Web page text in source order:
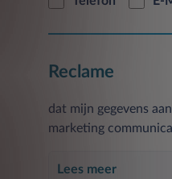
of in de toekomst
dergelijke verwerking
activiteiten.
deze paragraaf
Reclame
dat mijn gegevens
marketing
Lees meer